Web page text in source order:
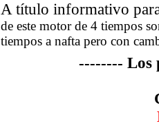
A título informativo
de este motor de 4 tiempos
tiempos a nafta pero con
-------- Los